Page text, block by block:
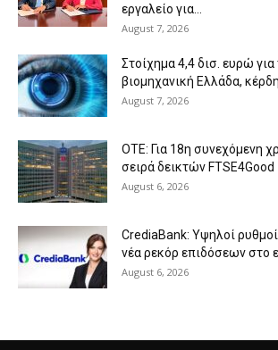
εργαλείο για...
August 7, 2026
Στοίχημα 4,4 δισ. ευρώ για
βιομηχανική Ελλάδα,
August 7, 2026
ΟΤΕ: Για 18η συνεχόμενη
σειρά δεικτών FTSE4Good
August 6, 2026
CrediaBank: Υψηλοί
νέα ρεκόρ επιδόσεων στο
August 6, 2026